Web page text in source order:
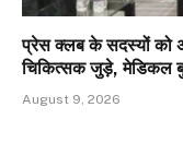
प्रेस क्लब के सदस्यों को
चिकित्सक जुड़े, मेडिकल
August 9, 2026